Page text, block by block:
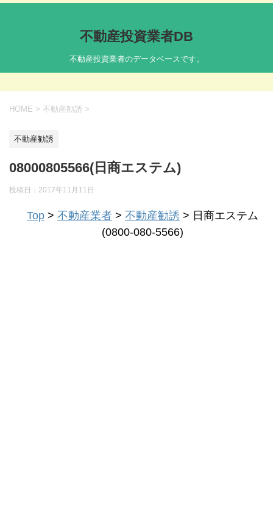
不動産投資業者DB
不動産投資業者のデータベースです。
HOME > 不動産勧誘 >
不動産勧誘
08000805566(日商エステム)
投稿日： 2017年11月11日
Top > 不動産業者 > 不動産勧誘 > 日商エステム
(0800-080-5566)